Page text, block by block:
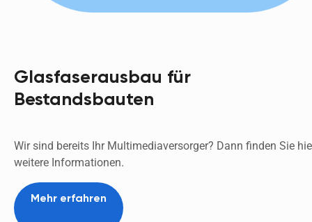
Glasfaserausbau für
Bestandsbauten
Wir sind bereits Ihr Multimediaversorger? Dann finden Sie
weitere Informationen.
Mehr erfahren